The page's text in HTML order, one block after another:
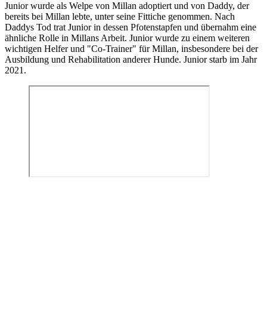
Junior wurde als Welpe von Millan adoptiert und von Daddy, der
bereits bei Millan lebte, unter seine Fittiche genommen. Nach
Daddys Tod trat Junior in dessen Pfotenstapfen und übernahm eine
ähnliche Rolle in Millans Arbeit. Junior wurde zu einem weiteren
wichtigen Helfer und "Co-Trainer" für Millan, insbesondere bei der
Ausbildung und Rehabilitation anderer Hunde. Junior starb im Jahr
2021.